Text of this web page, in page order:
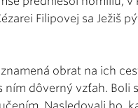
Filipovej sa Ježiš
obrat na ich
ním dôverný vzťah. Boli